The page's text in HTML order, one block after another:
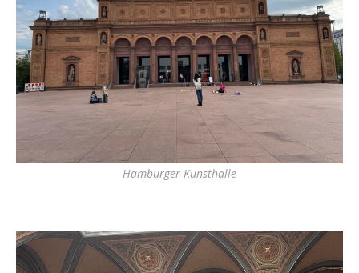
Hamburger Kunsthalle